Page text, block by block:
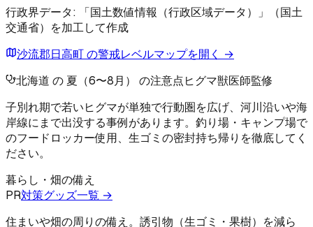
行政界データ: 「国土数値情報（行政区域データ）」（国土
交通省）を加工して作成
沙流郡日高町 の警戒レベルマップを開く →
北海道 の 夏（6〜8月） の注意点ヒグマ獣医師監修
子別れ期で若いヒグマが単独で行動圏を広げ、河川沿いや海
岸線にまで出没する事例があります。釣り場・キャンプ場で
のフードロッカー使用、生ゴミの密封持ち帰りを徹底してく
ださい。
暮らし・畑の備え
PR対策グッズ一覧 →
住まいや畑の周りの備え。誘引物（生ゴミ・果樹）を減ら